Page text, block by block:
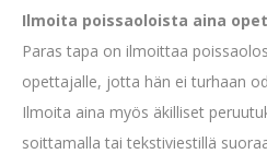
Ilmoita poissaoloista aina
Paras tapa on ilmoittaa
opettajalle, jotta hän ei turhaan
Ilmoita aina myös äkilliset
soittamalla tai tekstiviestillä